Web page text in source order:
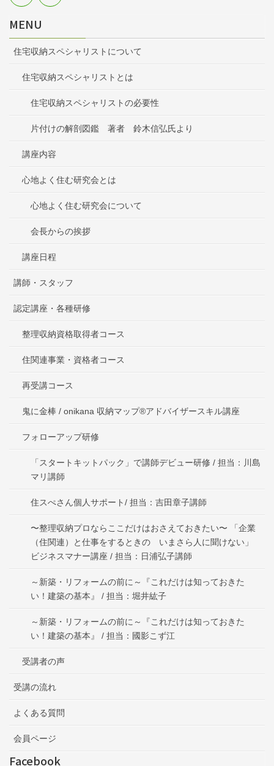
MENU
住宅収納スペシャリストについて
住宅収納スペシャリストとは
住宅収納スペシャリストの必要性
片付けの解剖図鑑 著者 鈴木信弘氏より
講座内容
心地よく住む研究会とは
心地よく住む研究会について
会長からの挨拶
講座日程
講師・スタッフ
認定講座・各種研修
整理収納資格取得者コース
住関連事業・資格者コース
再受講コース
鬼に金棒 / onikana 収納マップ®アドバイザースキル講座
フォローアップ研修
「スタートキットパック」で講師デビュー研修 / 担当：川島
マリ講師
住スぺさん個人サポート/ 担当：吉田章子講師
〜整理収納プロならここだけはおさえておきたい〜 「企業
（住関連）と仕事をするときの いまさら人に聞けない」
ビジネスマナー講座 / 担当：日浦弘子講師
～新築・リフォームの前に～『これだけは知っておきた
い！建築の基本』 / 担当：堀井紘子
～新築・リフォームの前に～『これだけは知っておきた
い！建築の基本』 / 担当：國影こず江
受講者の声
受講の流れ
よくある質問
会員ページ
Facebook